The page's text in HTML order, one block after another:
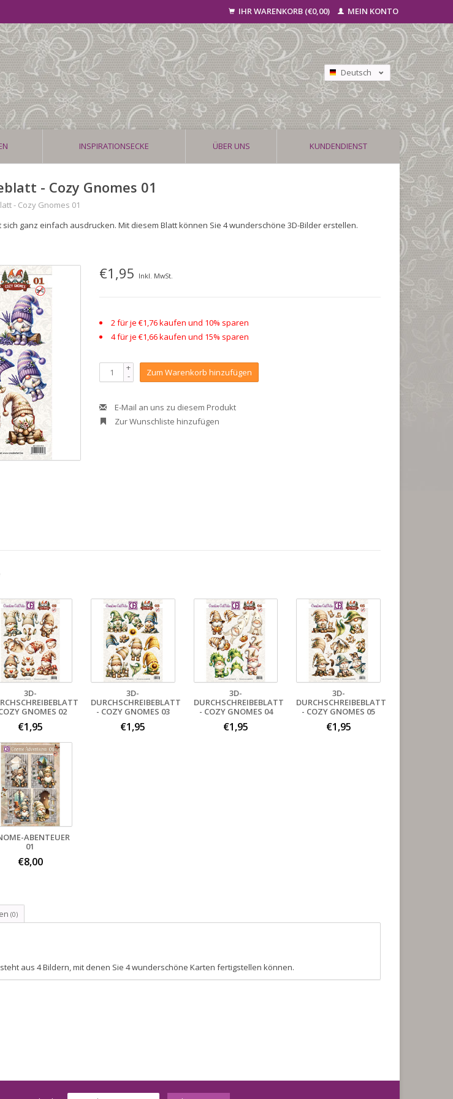
IHR WARENKORB (€0,00) MEIN KONTO
Deutsch
Nederlands
Français
INSPIRATIONSECKE ÜBER UNS KUNDENDIENST
- Cozy Gnomes 01
- Cozy Gnomes 01
ganz einfach ausdrucken. Mit diesem Blatt können Sie 4 wunderschöne 3D-Bilder erstellen.
€1,95 Inkl. MwSt.
2 für je €1,76 kaufen und 10% sparen
4 für je €1,66 kaufen und 15% sparen
+
- Zum Warenkorb hinzufügen
E-Mail an uns zu diesem Produkt
Zur Wunschliste hinzufügen
3D-
GNOMES 02
€1,95
3D-
DURCHSCHREIBEBLATT
- COZY GNOMES 03
€1,95
3D-
DURCHSCHREIBEBLATT
- COZY GNOMES 04
€1,95
3D-
DURCHSCHREIBEBLATT
- COZY GNOMES 05
€1,95
ABENTEUER
01
€8,00
(0)
aus 4 Bildern, mit denen Sie 4 wunderschöne Karten fertigstellen können.